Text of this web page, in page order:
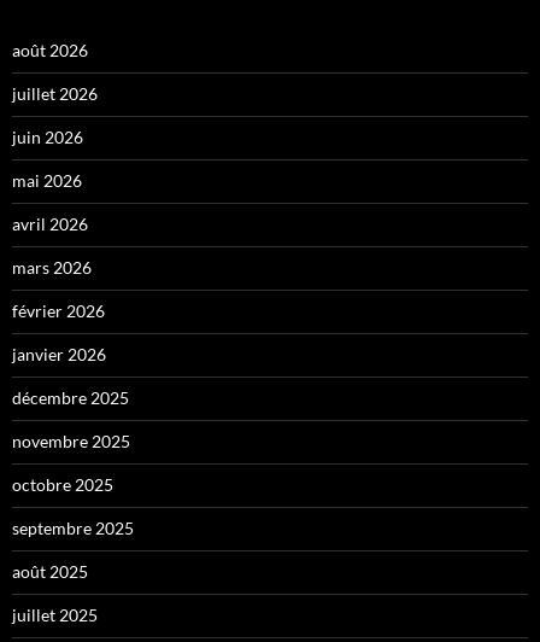
août 2026
juillet 2026
juin 2026
mai 2026
avril 2026
mars 2026
février 2026
janvier 2026
décembre 2025
novembre 2025
octobre 2025
septembre 2025
août 2025
juillet 2025